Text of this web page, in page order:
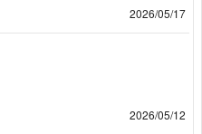
2026/05/17
2026/05/12